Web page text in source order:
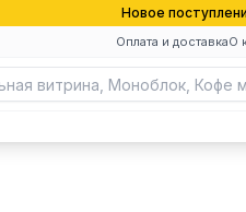
Новое
Оплата и доставкаО